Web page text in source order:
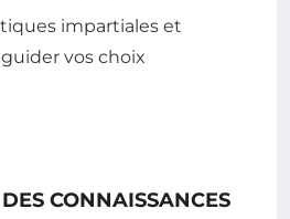
impartiales et
vos choix
CONNAISSANCES